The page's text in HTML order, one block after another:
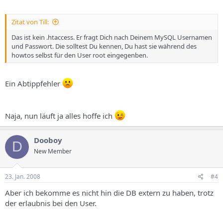
Zitat von Till:
Das ist kein .htaccess. Er fragt Dich nach Deinem MySQL Usernamen
und Passwort. Die solltest Du kennen, Du hast sie während des
howtos selbst für den User root eingegenben.
Ein Abtippfehler
Naja, nun läuft ja alles hoffe ich
D Dooboy
New Member
23. Jan. 2008 #4
Aber ich bekomme es nicht hin die DB extern zu haben, trotz
der erlaubnis bei den User.